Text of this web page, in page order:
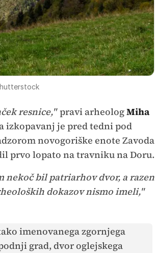
resnice,"pravi arheologMiha
izkopavanj je pred tedni pod
novogoriške enote Zavoda
prvo lopato na travniku na Doru.
nekoč bil patriarhov dvor, a razen
dokazov nismo imeli,"
imenovanega zgornjega
grad, dvor oglejskega